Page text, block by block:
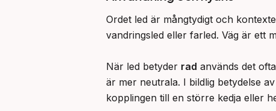
Ordet led är mångtydigt och
vandringsled eller farled. Väg är ett
När led betyder rad används det
är mer neutrala. I bildlig betydelse av
kopplingen till en större kedja eller